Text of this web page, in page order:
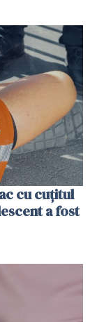
cu cuțitul
a fost